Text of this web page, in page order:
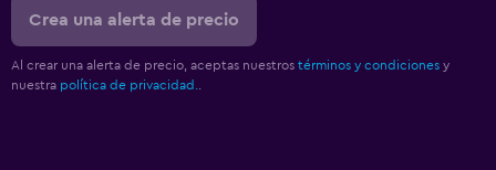
Crea una alerta de precio
Al crear una alerta de precio, aceptas nuestros términos y condiciones y
nuestra política de privacidad..